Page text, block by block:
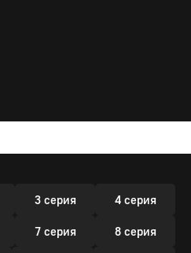
3 серия 4 серия
7 серия 8 серия